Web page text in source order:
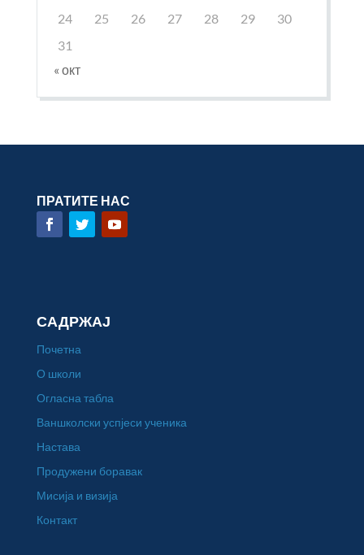
24
25 26 27 28 29
30
31
« окт
ПРАТИТЕ НАС
САДРЖАЈ
Почетна
О школи
Огласна табла
Ваншколски успјеси ученика
Настава
Продужени боравак
Мисија и визија
Контакт